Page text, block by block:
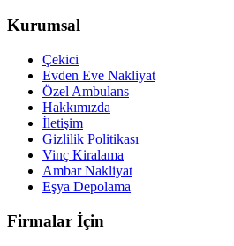
Kurumsal
Çekici
Evden Eve Nakliyat
Özel Ambulans
Hakkımızda
İletişim
Gizlilik Politikası
Vinç Kiralama
Ambar Nakliyat
Eşya Depolama
Firmalar İçin